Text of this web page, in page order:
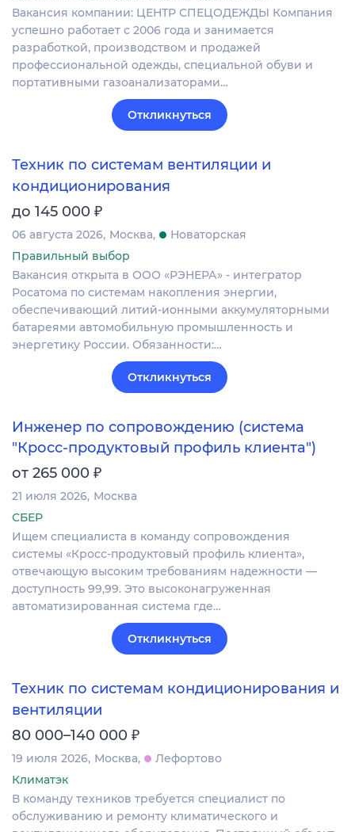
Вакансия компании: ЦЕНТР СПЕЦОДЕЖДЫ Компания
успешно работает с 2006 года и занимается
разработкой, производством и продажей
профессиональной одежды, специальной обуви и
портативными газоанализаторами…
Откликнуться
Техник по системам вентиляции и
кондиционирования
до 145 000 ₽
06 августа 2026 Москва
Новаторская
Правильный выбор
Вакансия открыта в ООО «РЭНЕРА» - интегратор
Росатома по системам накопления энергии,
обеспечивающий литий-ионными аккумуляторными
батареями автомобильную промышленность и
энергетику России. Обязанности:…
Откликнуться
Инженер по сопровождению (система
"Кросс-продуктовый профиль клиента")
от 265 000 ₽
21 июля 2026 Москва
СБЕР
Ищем специалиста в команду сопровождения
системы «Кросс-продуктовый профиль клиента»,
отвечающую высоким требованиям надежности —
доступность 99,99. Это высоконагруженная
автоматизированная система где…
Откликнуться
Техник по системам кондиционирования и
вентиляции
80 000–140 000 ₽
19 июля 2026 Москва
Лефортово
Климатэк
В команду техников требуется специалист по
обслуживанию и ремонту климатического и